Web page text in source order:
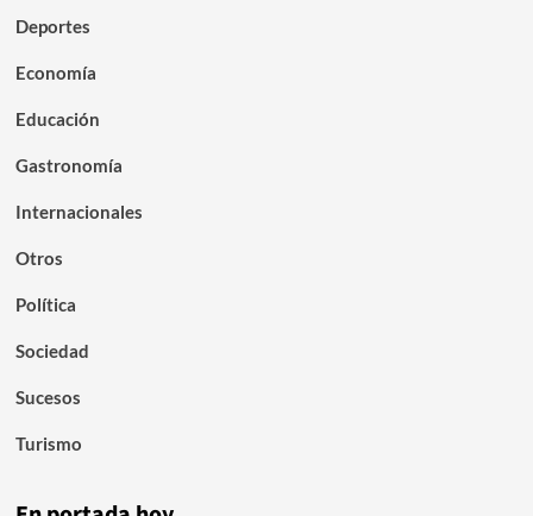
Deportes
Economía
Educación
Gastronomía
Internacionales
Otros
Política
Sociedad
Sucesos
Turismo